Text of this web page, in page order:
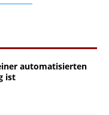
automatisierten
ist